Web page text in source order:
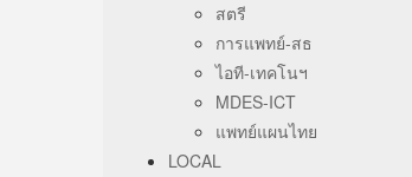
สตรี
การแพทย์-สธ
ไอที-เทคโนฯ
MDES-ICT
แพทย์แผนไทย
LOCAL